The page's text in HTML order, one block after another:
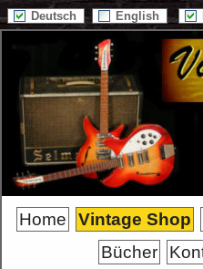
Deutsch English
Home Vintage Shop
Bücher